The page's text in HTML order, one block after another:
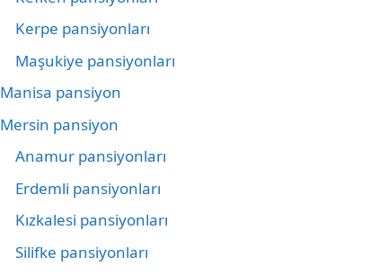
Kerpe pansiyonları
Maşukiye pansiyonları
Manisa pansiyon
Mersin pansiyon
Anamur pansiyonları
Erdemli pansiyonları
Kızkalesi pansiyonları
Silifke pansiyonları